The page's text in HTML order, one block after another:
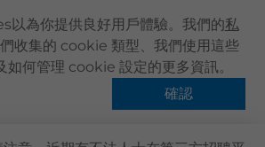
以為你提供良好用戶體驗。我們的私
收集的 cookie 類型、我們使用這些
何管理 cookie 設定的更多資訊。
確認